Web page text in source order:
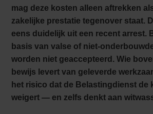
mag deze kosten alleen aftrekken
zakelijke prestatie tegenover staat.
eens duidelijk uit een recent arrest.
basis van valse of niet-
worden niet geaccepteerd. Wie
bewijs levert van geleverde
het risico dat de Belastingdienst de
weigert — en zelfs denkt aan